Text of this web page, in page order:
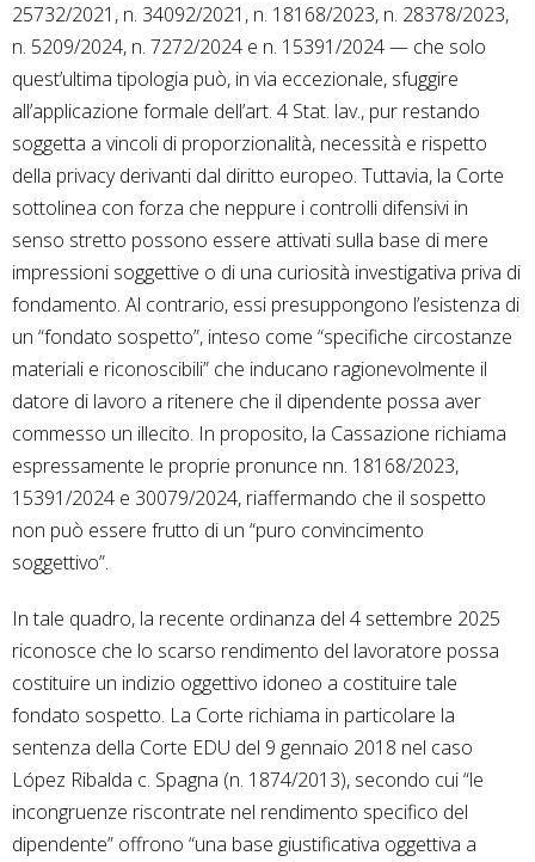
25732/2021, n. 34092/2021, n. 18168/2023, n. 28378/2023,
n. 5209/2024, n. 7272/2024 e n. 15391/2024 — che solo
quest’ultima tipologia può, in via eccezionale, sfuggire
all’applicazione formale dell’art. 4 Stat. lav., pur restando
soggetta a vincoli di proporzionalità, necessità e rispetto
della privacy derivanti dal diritto europeo. Tuttavia, la Corte
sottolinea con forza che neppure i controlli difensivi in
senso stretto possono essere attivati sulla base di mere
impressioni soggettive o di una curiosità investigativa priva di
fondamento. Al contrario, essi presuppongono l’esistenza di
un “fondato sospetto”, inteso come “specifiche circostanze
materiali e riconoscibili” che inducano ragionevolmente il
datore di lavoro a ritenere che il dipendente possa aver
commesso un illecito. In proposito, la Cassazione richiama
espressamente le proprie pronunce nn. 18168/2023,
15391/2024 e 30079/2024, riaffermando che il sospetto
non può essere frutto di un “puro convincimento
soggettivo”.
In tale quadro, la recente ordinanza del 4 settembre 2025
riconosce che lo scarso rendimento del lavoratore possa
costituire un indizio oggettivo idoneo a costituire tale
fondato sospetto. La Corte richiama in particolare la
sentenza della Corte EDU del 9 gennaio 2018 nel caso
López Ribalda c. Spagna (n. 1874/2013), secondo cui “le
incongruenze riscontrate nel rendimento specifico del
dipendente” offrono “una base giustificativa oggettiva a